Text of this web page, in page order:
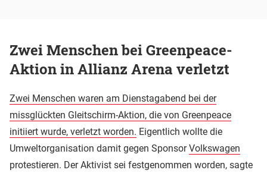
Zwei Menschen bei Greenpeace-
Aktion in Allianz Arena verletzt
Zwei Menschen waren am Dienstagabend bei der
missglückten Gleitschirm-Aktion, die von Greenpeace
initiiert wurde, verletzt worden. Eigentlich wollte die
Umweltorganisation damit gegen SponsorVolkswagen
protestieren. Der Aktivist sei festgenommen worden, sagte